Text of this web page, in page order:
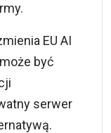
EU AI
być
serwer